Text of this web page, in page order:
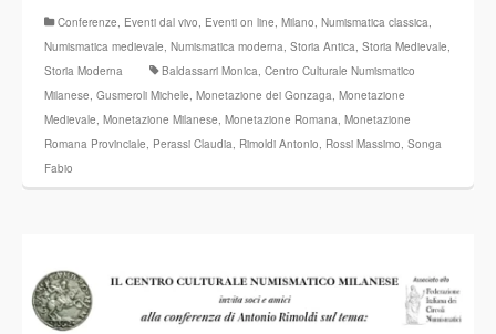
Conferenze, Eventi dal vivo, Eventi on line, Milano, Numismatica classica,
Numismatica medievale, Numismatica moderna, Storia Antica, Storia Medievale,
Storia Moderna
Baldassarri Monica, Centro Culturale Numismatico
Milanese, Gusmeroli Michele, Monetazione dei Gonzaga, Monetazione
Medievale, Monetazione Milanese, Monetazione Romana, Monetazione
Romana Provinciale, Perassi Claudia, Rimoldi Antonio, Rossi Massimo, Songa
Fabio